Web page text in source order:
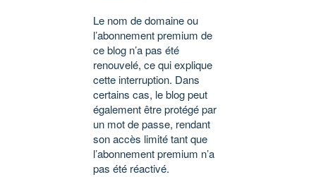
Le nom de domaine ou
l’abonnement premium de
ce blog n’a pas été
renouvelé, ce qui explique
cette interruption. Dans
certains cas, le blog peut
également être protégé par
un mot de passe, rendant
son accès limité tant que
l’abonnement premium n’a
pas été réactivé.